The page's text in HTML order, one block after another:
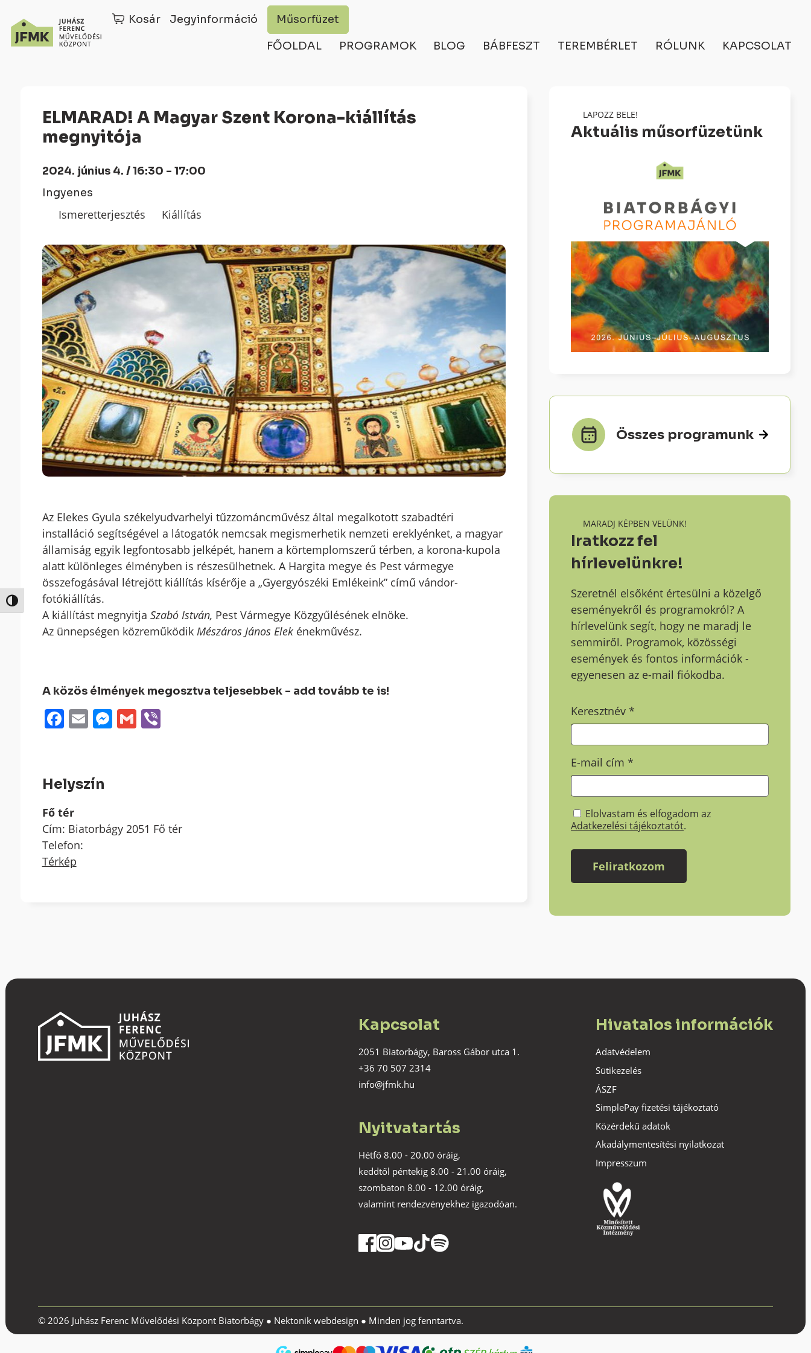
Nagy kontraszt váltása
Kosár Jegyinformáció Műsorfüzet
FŐOLDAL PROGRAMOK BLOG BÁBFESZT TEREMBÉRLET RÓLUNK KAPCSOLAT
ELMARAD! A Magyar Szent Korona-kiállítás
megnyitója
2024. június 4. / 16:30 - 17:00
Ingyenes
Ismeretterjesztés Kiállítás
Az Elekes Gyula székelyudvarhelyi tűzzománcművész által megalkotott szabadtéri
installáció segítségével a látogatók nemcsak megismerhetik nemzeti ereklyénket, a magyar
államiság egyik legfontosabb jelképét, hanem a körtemplomszerű térben, a korona-kupola
alatt különleges élményben is részesülhetnek. A Hargita megye és Pest vármegye
összefogásával létrejött kiállítás kísérője a „Gyergyószéki Emlékeink” című vándor-
fotókiállítás.
A kiállítást megnyitja Szabó István, Pest Vármegye Közgyűlésének elnöke.
Az ünnepségen közreműködik Mészáros János Elekénekművész.
A közös élmények megosztva teljesebbek - add tovább te is!
Facebook
EmailMessenger
GmailViber
Helyszín
Fő tér
Cím: Biatorbágy 2051 Fő tér
Telefon:
Térkép
LAPOZZ BELE!
Aktuális műsorfüzetünk
Összes programunk
MARADJ KÉPBEN VELÜNK!
Iratkozz fel
hírlevelünkre!
Szeretnél elsőként értesülni a közelgő
eseményekről és programokról? A
hírlevelünk segít, hogy ne maradj le
semmiről. Programok, közösségi
események és fontos információk -
egyenesen az e-mail fiókodba.
Keresztnév*
E-mail cím*
Elolvastam és elfogadom az
Adatkezelési tájékoztatót.
Kapcsolat
2051 Biatorbágy, Baross Gábor utca 1.
+36 70 507 2314
info@jfmk.hu
Nyitvatartás
Hétfő 8.00 - 20.00 óráig,
keddtől péntekig 8.00 - 21.00 óráig,
szombaton 8.00 - 12.00 óráig,
valamint rendezvényekhez igazodóan.
Hivatalos információk
Adatvédelem
Sütikezelés
ÁSZF
SimplePay fizetési tájékoztató
Közérdekű adatok
Akadálymentesítési nyilatkozat
Impresszum
© 2026 Juhász Ferenc Művelődési Központ Biatorbágy ● Nektonik webdesign ● Minden jog fenntartva.